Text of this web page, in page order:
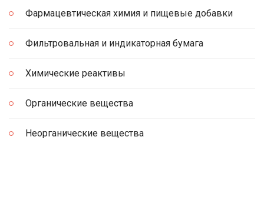
Фармацевтическая химия и пищевые добавки
Фильтровальная и индикаторная бумага
Химические реактивы
Органические вещества
Неорганические вещества